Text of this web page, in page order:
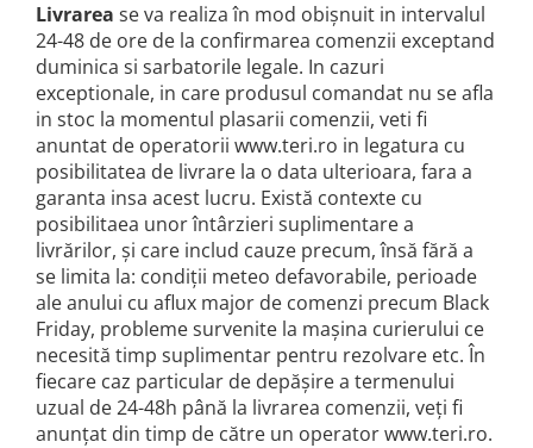
Livrarea se va realiza în mod obișnuit in intervalul
24-48 de ore de la confirmarea comenzii exceptand
duminica si sarbatorile legale. In cazuri
exceptionale, in care produsul comandat nu se afla
in stoc la momentul plasarii comenzii, veti fi
anuntat de operatorii www.teri.ro in legatura cu
posibilitatea de livrare la o data ulterioara, fara a
garanta insa acest lucru. Există contexte cu
posibilitaea unor întârzieri suplimentare a
livrărilor, și care includ cauze precum, însă fără a
se limita la: condiții meteo defavorabile, perioade
ale anului cu aflux major de comenzi precum Black
Friday, probleme survenite la mașina curierului ce
necesită timp suplimentar pentru rezolvare etc. În
fiecare caz particular de depășire a termenului
uzual de 24-48h până la livrarea comenzii, veți fi
anunțat din timp de către un operator www.teri.ro.